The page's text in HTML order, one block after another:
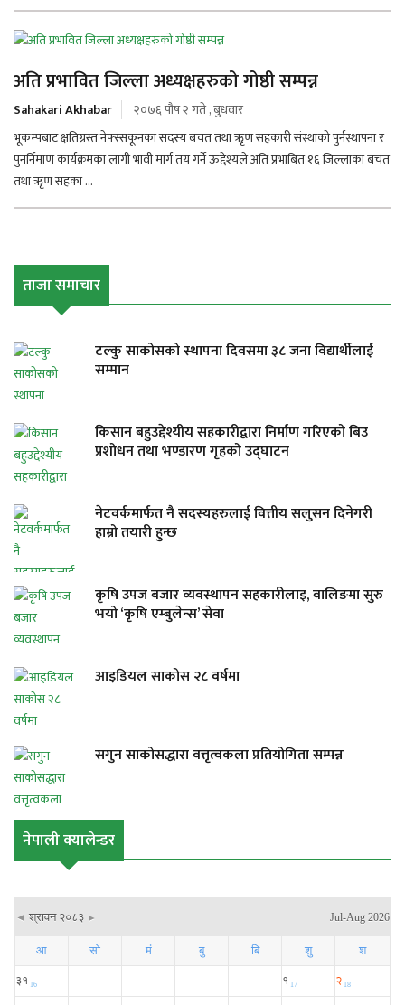
अति प्रभावित जिल्ला अध्यक्षहरुको गोष्ठी सम्पन्न
Sahakari Akhabar
२०७६ पौष २ गते , बुधवार
भूकम्पबाट क्षतिग्रस्त नेफ्स्सकूनका सदस्य बचत तथा ऋृण सहकारी संस्थाको पुर्नस्थापना र
पुनर्निमाण कार्यक्रमका लागी भावी मार्ग तय गर्ने ऊद्देश्यले अति प्रभाबित १६ जिल्लाका बचत
तथा ऋृण सहका ...
ताजा समाचार
टल्कु साकोसको स्थापना दिवसमा ३८ जना विद्यार्थीलाई
सम्मान
किसान बहुउद्देश्यीय सहकारीद्वारा निर्माण गरिएको बिउ
प्रशोधन तथा भण्डारण गृहको उद्घाटन
नेटवर्कमार्फत नै सदस्यहरुलाई वित्तीय सलुसन दिनेगरी
हाम्रो तयारी हुन्छ
कृषि उपज बजार व्यवस्थापन सहकारीलाइ, वालिङमा सुरु
भयो ‘कृषि एम्बुलेन्स’ सेवा
आइडियल साकोस २८ वर्षमा
सगुन साकोसद्धारा वत्तृत्वकला प्रतियोगिता सम्पन्न
नेपाली क्यालेन्डर